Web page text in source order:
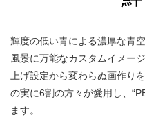
輝度の低い青による濃厚な青
風景に万能なカスタムイメー
上げ設定から変わらぬ画作り
の実に6割の方々が愛用し、
ます。